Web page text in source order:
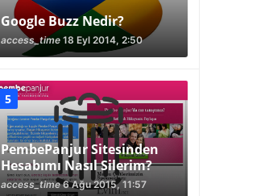
Google Buzz Nedir?
access_time 18 Eyl 2014, 2:50
PembePanjur Sitesinden
Hesabımı Nasıl Silerim?
access_time6 Ağu 2015, 11:57